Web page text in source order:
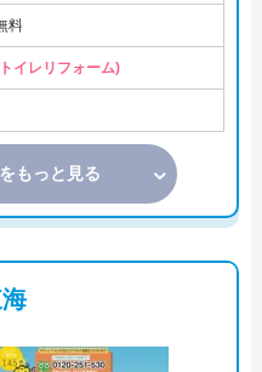
料
イレリフォーム)
もっと見る